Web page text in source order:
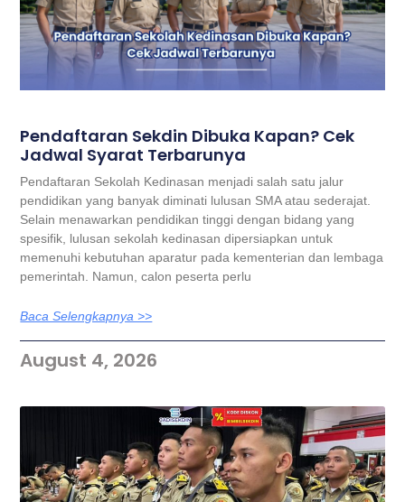
Pendaftaran Sekdin Dibuka Kapan? Cek
Jadwal Syarat Terbarunya
Pendaftaran Sekolah Kedinasan menjadi salah satu jalur
pendidikan yang banyak diminati lulusan SMA atau sederajat.
Selain menawarkan pendidikan tinggi dengan bidang yang
spesifik, lulusan sekolah kedinasan dipersiapkan untuk
memenuhi kebutuhan aparatur pada kementerian dan lembaga
pemerintah. Namun, calon peserta perlu
Baca Selengkapnya >>
August 4, 2026